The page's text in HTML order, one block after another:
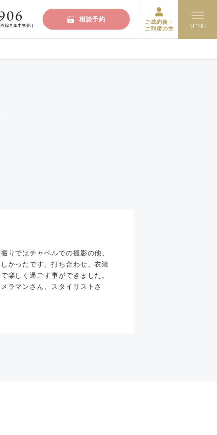
相談予約
ご成約後・
ご列席の方
りではチャペルでの撮影の他、
かったです。打ち合わせ、衣装
楽しく過ごす事ができました。
ラマンさん、スタイリストさ